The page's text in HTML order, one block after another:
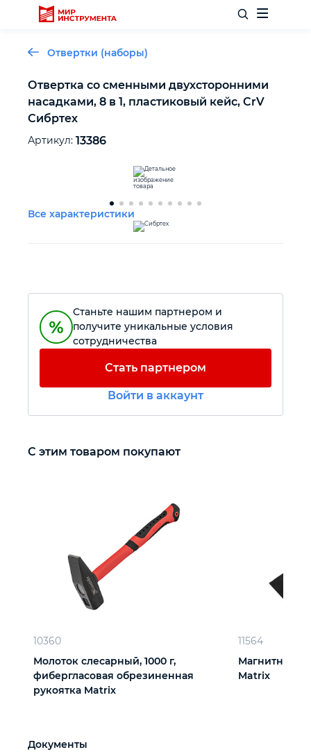
Отделочный инструмент
Слесарный инструмент
Столярный инструмент
Садовый инвентарь
Автомобильный инструмент
Крепежный инструмент
Прочий инструмент
Отвертки (наборы)
Отвертка со сменными двухсторонними
насадками, 8 в 1, пластиковый кейс, CrV
Сибртех
Артикул: 13386
Все характеристики
Станьте нашим партнером и
получите уникальные условия
сотрудничества
Стать партнером
Войти в аккаунт
С этим товаром покупают
10360
Молоток слесарный, 1000 г,
фибергласовая обрезиненная
рукоятка Matrix
11564
Магнитный
Matrix
Документы